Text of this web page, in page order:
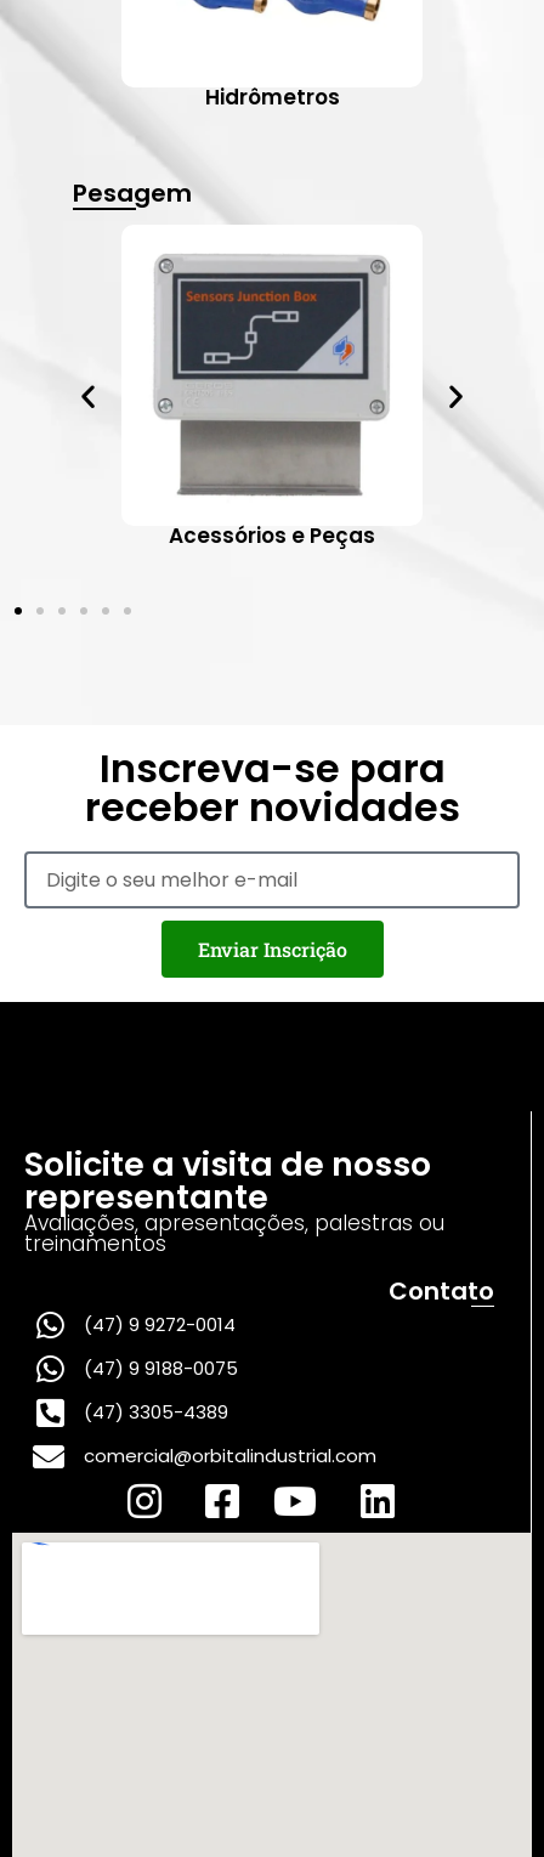
Hidrômetros
Pesagem
Acessórios e Peças
Inscreva-se para
receber novidades
Enviar Inscrição
Solicite a visita de nosso
representante
Avaliações, apresentações, palestras ou
treinamentos
Contato
(47) 9 9272-0014
(47) 9 9188-0075
(47) 3305-4389
comercial@orbitalindustrial.com